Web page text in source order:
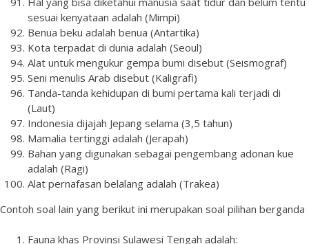
sesuai kenyataan adalah (Mimpi)
Benua beku adalah benua (Antartika)
Kota terpadat di dunia adalah (Seoul)
Alat untuk mengukur gempa bumi disebut (Seismograf)
Seni menulis Arab disebut (Kaligrafi)
Tanda-tanda kehidupan di bumi pertama kali terjadi di
(Laut)
Indonesia dijajah Jepang selama (3,5 tahun)
Mamalia tertinggi adalah (Jerapah)
Bahan yang digunakan sebagai pengembang adonan kue
adalah (Ragi)
Alat pernafasan belalang adalah (Trakea)
Contoh soal lain yang berikut ini merupakan soal pilihan berganda
Fauna khas Provinsi Sulawesi Tengah adalah: